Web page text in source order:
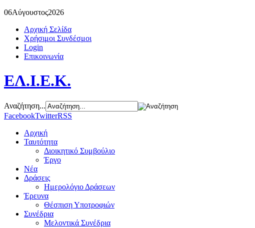
06Αύγουστος2026
Αρχική Σελίδα
Χρήσιμοι Συνδέσμοι
Login
Επικοινωνία
ΕΛ.Ι.Ε.Κ.
Αναζήτηση...
FacebookTwitterRSS
Αρχική
Ταυτότητα
Διοικητικό Συμβούλιο
Έργο
Νέα
Δράσεις
Ημερολόγιο Δράσεων
Έρευνα
Θέσπιση Υποτροφιών
Συνέδρια
Μελοντικά Συνέδρια